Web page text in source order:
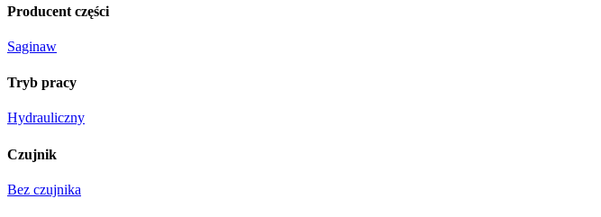
Producent części
Saginaw
Tryb pracy
Hydrauliczny
Czujnik
Bez czujnika